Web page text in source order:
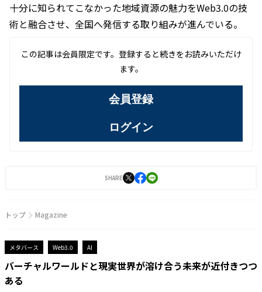
十分に知られてこなかった地域資源の魅力をWeb3.0の技
術と融合させ、全国へ発信する取り組みが進んでいる。
この記事は会員限定です。登録すると続きをお読みいただけ
ます。
会員登録
ログイン
SHARE
トップ Magazine
メタバース Web3.0 AI
バーチャルワールドと現実世界が溶け合う未来が近付きつつ
ある